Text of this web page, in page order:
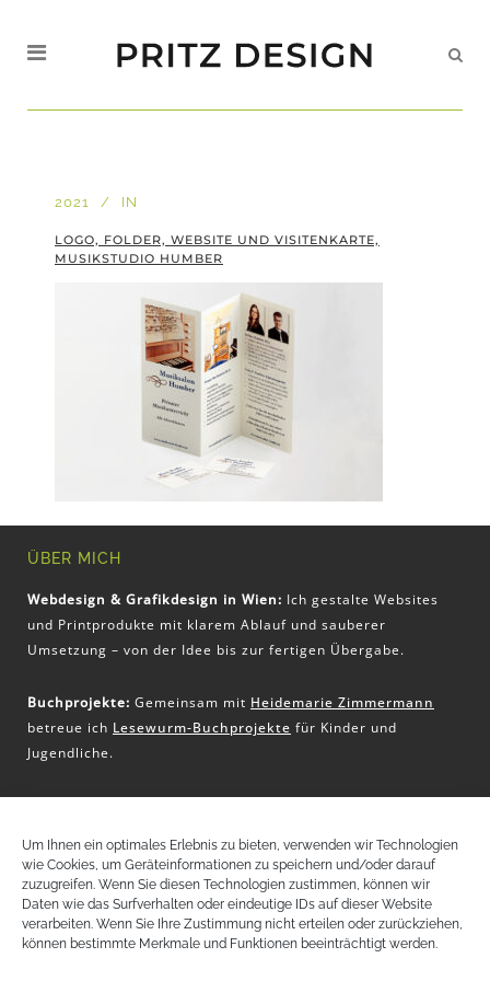
Um Ihnen ein optimales Erlebnis zu bieten, verwenden wir Technologien
wie Cookies, um Geräteinformationen zu speichern und/oder darauf
zuzugreifen. Wenn Sie diesen Technologien zustimmen, können wir
Daten wie das Surfverhalten oder eindeutige IDs auf dieser Website
verarbeiten. Wenn Sie Ihre Zustimmung nicht erteilen oder zurückziehen,
können bestimmte Merkmale und Funktionen beeinträchtigt werden.
2021 IN
LOGO, FOLDER, WEBSITE UND VISITENKARTE,
MUSIKSTUDIO HUMBER
ÜBER MICH
Webdesign & Grafikdesign in Wien: Ich gestalte Websites
und Printprodukte mit klarem Ablauf und sauberer
Umsetzung – von der Idee bis zur fertigen Übergabe.
Buchprojekte: Gemeinsam mit Heidemarie Zimmermann
betreue ich Lesewurm-Buchprojekte für Kinder und
Jugendliche.
Christina Pritz
+43 (0) 650 51 32 797
christina@pritz-design.at